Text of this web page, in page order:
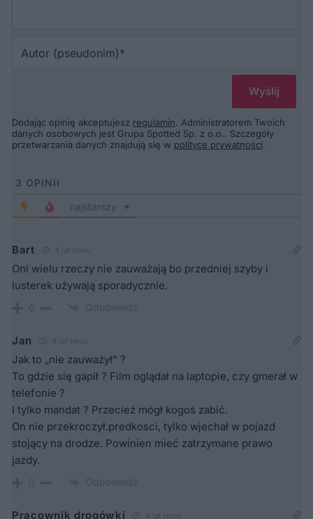
Dodając opinię akceptujesz regulamin. Administratorem Twoich
danych osobowych jest Grupa Spotted Sp. z o.o.. Szczegóły
przetwarzania danych znajdują się w polityce prywatności.
3 OPINII
najstarszy
Bart
Oni wielu rzeczy nie zauważają bo przedniej szyby i
lusterek używają sporadycznie.
Jan
Jak to „nie zauważył” ?
To gdzie się gapił ? Film oglądał na laptopie, czy gmerał w
telefonie ?
I tylko mandat ? Przecież mógł kogoś zabić.
On nie przekroczył.predkosci, tylko wjechał w pojazd
stojący na drodze. Powinien mieć zatrzymane prawo
jazdy.
Pracownik drogówki